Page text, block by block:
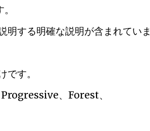
明する明確な説明が含まれていま
す。
、Forest、